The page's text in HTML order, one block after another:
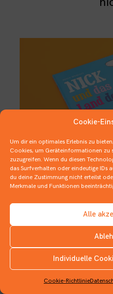
Cookie-
Um dir ein optimales Erlebnis zu
Cookies, um Geräteinformationen zu
zuzugreifen. Wenn du diesen
das Surfverhalten oder eindeutige IDs
du deine Zustimmung nicht erteilst
Merkmale und Funktionen
Alle
Individuelle
Cookie-Richtlinie
INSTAGRAM
Mehr als nur
30. JANUAR 2020